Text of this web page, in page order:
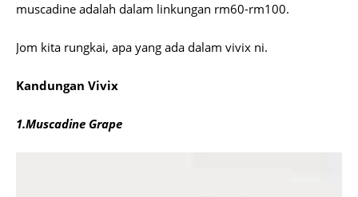
muscadine adalah dalam linkungan rm60-rm100.
Jom kita rungkai, apa yang ada dalam vivix ni.
Kandungan Vivix
1.Muscadine Grape